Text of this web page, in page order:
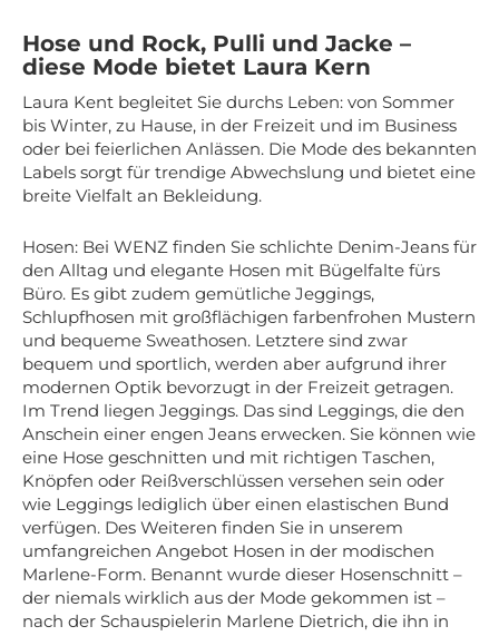
Hose und Rock, Pulli und Jacke –
diese Mode bietet Laura Kern
Laura Kent begleitet Sie durchs Leben: von Sommer
bis Winter, zu Hause, in der Freizeit und im Business
oder bei feierlichen Anlässen. Die Mode des bekannten
Labels sorgt für trendige Abwechslung und bietet eine
breite Vielfalt an Bekleidung.
Hosen: Bei WENZ finden Sie schlichte Denim-Jeans für
den Alltag und elegante Hosen mit Bügelfalte fürs
Büro. Es gibt zudem gemütliche Jeggings,
Schlupfhosen mit großflächigen farbenfrohen Mustern
und bequeme Sweathosen. Letztere sind zwar
bequem und sportlich, werden aber aufgrund ihrer
modernen Optik bevorzugt in der Freizeit getragen.
Im Trend liegen Jeggings. Das sind Leggings, die den
Anschein einer engen Jeans erwecken. Sie können wie
eine Hose geschnitten und mit richtigen Taschen,
Knöpfen oder Reißverschlüssen versehen sein oder
wie Leggings lediglich über einen elastischen Bund
verfügen. Des Weiteren finden Sie in unserem
umfangreichen Angebot Hosen in der modischen
Marlene-Form. Benannt wurde dieser Hosenschnitt –
der niemals wirklich aus der Mode gekommen ist –
nach der Schauspielerin Marlene Dietrich, die ihn in